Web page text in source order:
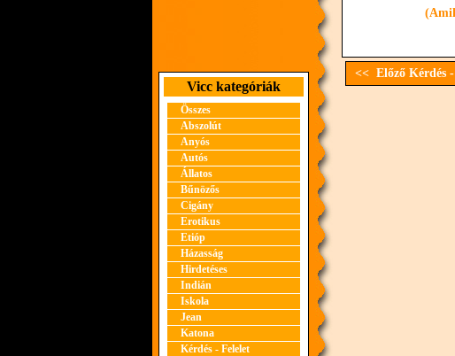
Vicc kategóriák
Összes
Abszolút
Anyós
Autós
Állatos
Bűnözős
Cigány
Erotikus
Etióp
Házasság
Hirdetéses
Indián
Iskola
Jean
Katona
Kérdés - Felelet
<< Előző Kérdés